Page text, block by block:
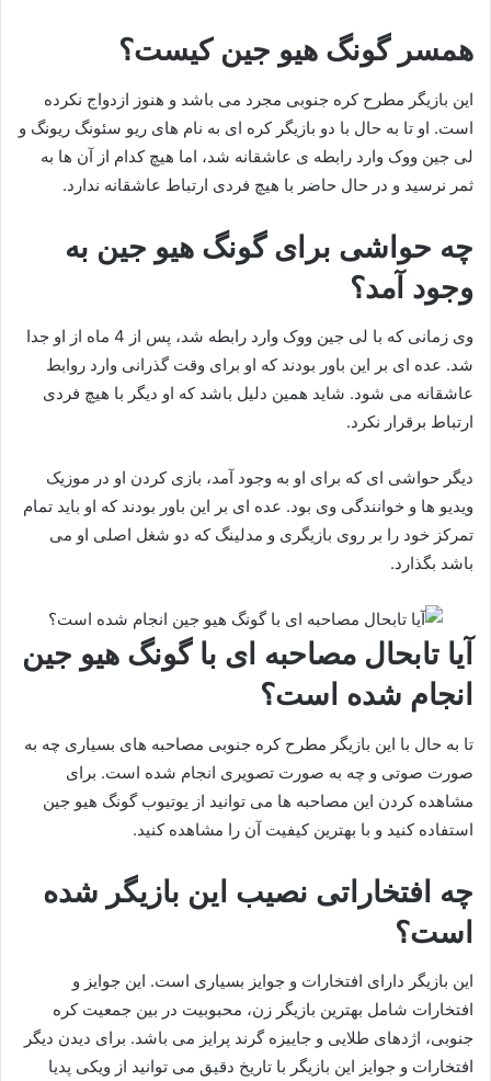
همسر گونگ هیو جین کیست؟
این بازیگر مطرح کره جنوبی مجرد می باشد و هنوز ازدواج نکرده
است. او تا به حال با دو بازیگر کره ای به نام های ریو سئونگ ‌ریونگ و
لی جین ووک وارد رابطه ی عاشقانه شد، اما هیچ کدام از آن ها به
ثمر نرسید و در حال حاضر با هیچ فردی ارتباط عاشقانه ندارد.
چه حواشی برای گونگ هیو جین به
وجود آمد؟
وی زمانی که با لی جین ووک وارد رابطه شد، پس از 4 ماه از او جدا
شد. عده ای بر این باور بودند که او برای وقت گذرانی وارد روابط
عاشقانه می شود. شاید همین دلیل باشد که او دیگر با هیچ فردی
ارتباط برقرار نکرد.
دیگر حواشی ای که برای او به وجود آمد، بازی کردن او در موزیک
ویدیو ها و خوانندگی وی بود. عده ای بر این باور بودند که او باید تمام
تمرکز خود را بر روی بازیگری و مدلینگ که دو شغل اصلی او می
باشد بگذارد.
آیا تابحال مصاحبه ای با گونگ هیو جین
انجام شده است؟
تا به حال با این بازیگر مطرح کره جنوبی مصاحبه های بسیاری چه به
صورت صوتی و چه به صورت تصویری انجام شده است. برای
مشاهده کردن این مصاحبه ها می توانید از یوتیوب گونگ هیو جین
استفاده کنید و با بهترین کیفیت آن را مشاهده کنید.
چه افتخاراتی نصیب این بازیگر شده
است؟
این بازیگر دارای افتخارات و جوایز بسیاری است. این جوایز و
افتخارات شامل بهترین بازیگر زن، محبوبیت در بین جمعیت کره
جنوبی، اژدهای طلایی و جاییزه گرند پرایز می باشد. برای دیدن دیگر
افتخارات و جوایز این بازیگر با تاریخ دقیق می توانید از ویکی پدیا